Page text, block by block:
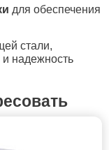
для обеспечения
стали,
надежность